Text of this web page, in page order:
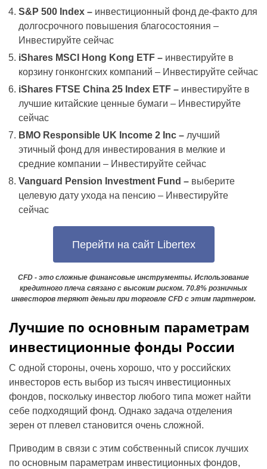
S&P 500 Index –инвестиционный фонд де-факто для
долгосрочного повышения благосостояния –
Инвестируйте сейчас
iShares MSCI Hong Kong ETF –инвестируйте в
корзину гонконгских компаний – Инвестируйте сейчас
iShares FTSE China 25 Index ETF –инвестируйте в
лучшие китайские ценные бумаги – Инвестируйте
сейчас
BMO Responsible UK Income 2 Inc –лучший
этичный фонд для инвестирования в мелкие и
средние компании – Инвестируйте сейчас
Vanguard Pension Investment Fund –выберите
целевую дату ухода на пенсию – Инвестируйте
сейчас
Перейти на сайт Libertex
CFD - это сложные финансовые инструменты. Использование
кредитного плеча связано с высоким риском. 70.8% розничных
инвесторов теряют деньги при торговле CFD с этим партнером.
Лучшие по основным параметрам
инвестиционные фонды России
С одной стороны, очень хорошо, что у российских
инвесторов есть выбор из тысяч инвестиционных
фондов, поскольку инвестор любого типа может найти
себе подходящий фонд. Однако задача отделения
зерен от плевел становится очень сложной.
Приводим в связи с этим собственный список лучших
по основным параметрам инвестиционных фондов,